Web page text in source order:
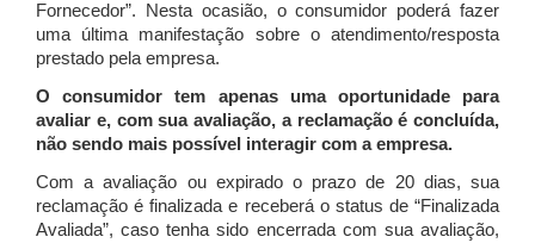
Fornecedor”. Nesta ocasião, o consumidor poderá fazer
uma última manifestação sobre o atendimento/resposta
prestado pela empresa.
O consumidor tem apenas uma oportunidade para
avaliar e, com sua avaliação, a reclamação é concluída,
não sendo mais possível interagir com a empresa.
Com a avaliação ou expirado o prazo de 20 dias, sua
reclamação é finalizada e receberá o status de “Finalizada
Avaliada”, caso tenha sido encerrada com sua avaliação,